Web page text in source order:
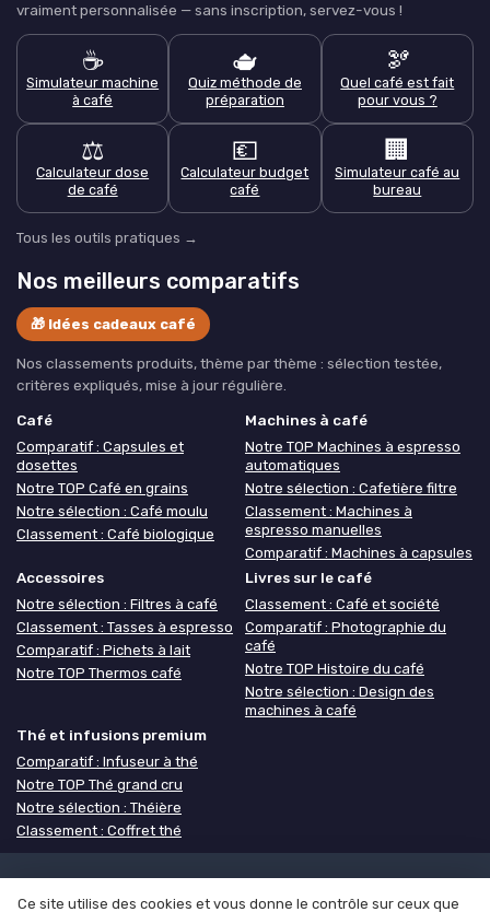
vraiment personnalisée — sans inscription, servez-vous !
☕
Simulateur machine
à café
🫖
Quiz méthode de
préparation
🫘
Quel café est fait
pour vous ?
⚖️
Calculateur dose
de café
💶
Calculateur budget
café
🏢
Simulateur café au
bureau
Tous les outils pratiques →
Nos meilleurs comparatifs
🎁 Idées cadeaux café
Nos classements produits, thème par thème : sélection testée,
critères expliqués, mise à jour régulière.
Café
Comparatif : Capsules et
dosettes
Notre TOP Café en grains
Notre sélection : Café moulu
Classement : Café biologique
Machines à café
Notre TOP Machines à espresso
automatiques
Notre sélection : Cafetière filtre
Classement : Machines à
espresso manuelles
Comparatif : Machines à capsules
Accessoires
Notre sélection : Filtres à café
Classement : Tasses à espresso
Comparatif : Pichets à lait
Notre TOP Thermos café
Livres sur le café
Classement : Café et société
Comparatif : Photographie du
café
Notre TOP Histoire du café
Notre sélection : Design des
machines à café
Thé et infusions premium
Comparatif : Infuseur à thé
Notre TOP Thé grand cru
Notre sélection : Théière
Classement : Coffret thé
Enquête 2025 sur les cafés
Notre méthodologie À propos de
Ce site utilise des cookies et vous donne le contrôle sur ceux que